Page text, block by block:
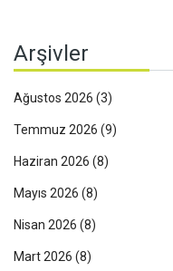
Arşivler
Ağustos 2026 (3)
Temmuz 2026 (9)
Haziran 2026 (8)
Mayıs 2026 (8)
Nisan 2026 (8)
Mart 2026 (8)